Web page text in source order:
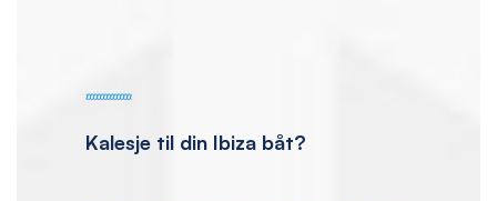
Kalesje til din Ibiza båt?